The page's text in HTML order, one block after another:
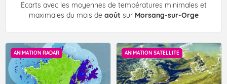
Écarts avec les moyennes de températures minimales et
maximales du mois de août sur Morsang-sur-Orge
ANIMATION RADAR ANIMATION SATELLITE